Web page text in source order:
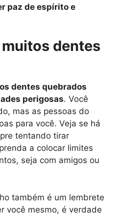
paz de espírito e
dentes
dentes quebrados
perigosas. Você
mas as pessoas do
para você. Veja se há
tentando tirar
a colocar limites
seja com amigos ou
também é um lembrete
você mesmo, é verdade